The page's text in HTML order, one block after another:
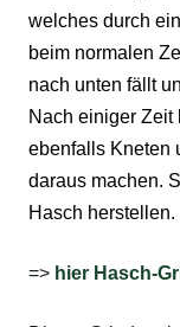
welches durch
beim normalen
nach unten fällt
Nach einiger Zeit
ebenfalls Kneten
daraus machen.
Hasch herstellen.
=> hier Hasch-